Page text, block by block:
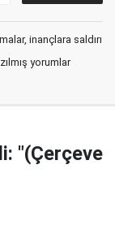
inançlara saldırı
yorumlar
"(Çerçeve